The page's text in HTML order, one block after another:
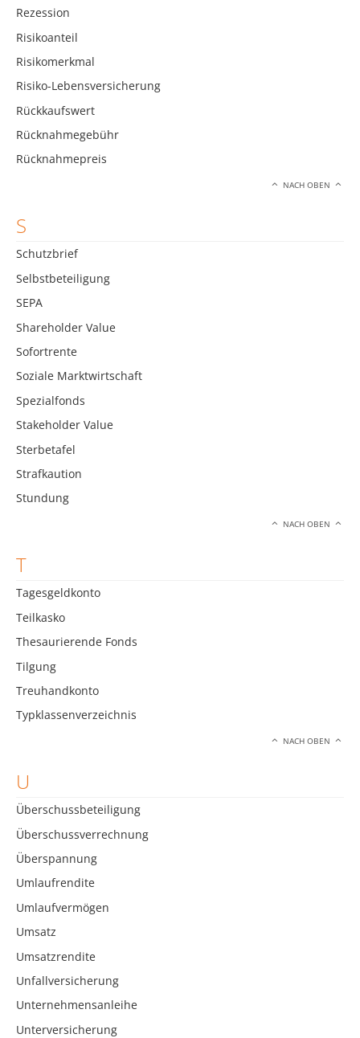
Rezession
Risikoanteil
Risikomerkmal
Risiko-Lebensversicherung
Rückkaufswert
Rücknahmegebühr
Rücknahmepreis
NACH OBEN
S
Schutzbrief
Selbstbeteiligung
SEPA
Shareholder Value
Sofortrente
Soziale Marktwirtschaft
Spezialfonds
Stakeholder Value
Sterbetafel
Strafkaution
Stundung
NACH OBEN
T
Tagesgeldkonto
Teilkasko
Thesaurierende Fonds
Tilgung
Treuhandkonto
Typklassenverzeichnis
NACH OBEN
U
Überschussbeteiligung
Überschussverrechnung
Überspannung
Umlaufrendite
Umlaufvermögen
Umsatz
Umsatzrendite
Unfallversicherung
Unternehmensanleihe
Unterversicherung